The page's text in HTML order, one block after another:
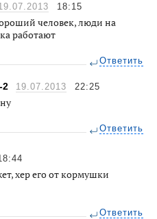
18:15
человек, люди на
работают
Ответить
2 19.07.2013 22:25
Ответить
хер его от кормушки
Ответить